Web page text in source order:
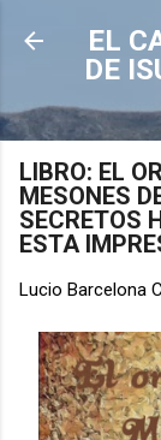
EL
DE
LIBRO: EL
MESONES
SECRETOS
ESTA
Lucio Barcelona